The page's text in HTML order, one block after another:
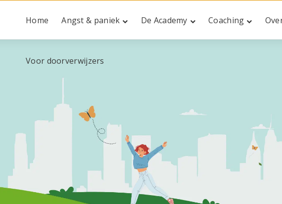
Home Angst & paniek De Academy Coaching
Voor doorverwijzers